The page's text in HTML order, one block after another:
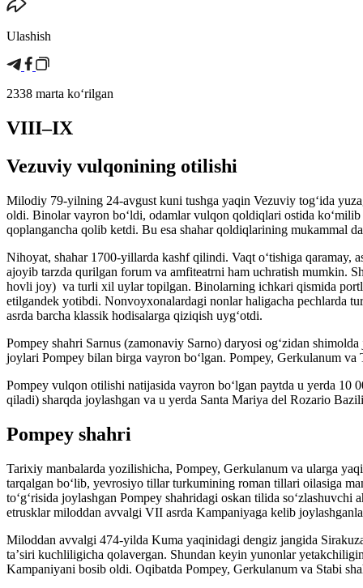
Ulashish
2338 marta koʻrilgan
VIII–IX
Vezuviy vulqonining otilishi
Milodiy 79-yilning 24-avgust kuni tushga yaqin Vezuviy togʻida
oldi. Binolar vayron boʻldi, odamlar vulqon qoldiqlari ostida
qoplangancha qolib ketdi. Bu esa shahar qoldiqlarining mukammal
Nihoyat, shahar 1700-yillarda kashf qilindi. Vaqt oʻtishiga
ajoyib tarzda qurilgan forum va amfiteatrni ham uchratish mumkin.
hovli joy) va turli xil uylar topilgan. Binolarning ichkari qismida
etilgandek yotibdi. Nonvoyxonalardagi nonlar haligacha pechlarda
asrda barcha klassik hodisalarga qiziqish uygʻotdi.
Pompey shahri Sarnus (zamonaviy Sarno) daryosi ogʻzidan
joylari Pompey bilan birga vayron boʻlgan. Pompey, Gerkulanum
Pompey vulqon otilishi natijasida vayron boʻlgan paytda u yerda 10
qiladi) sharqda joylashgan va u yerda Santa Mariya del Rozario
Pompey shahri
Tarixiy manbalarda yozilishicha, Pompey, Gerkulanum va ularga
tarqalgan boʻlib, yevrosiyo tillar turkumining roman tillari oilasiga
toʻgʻrisida joylashgan Pompey shahridagi oskan tilida
etrusklar miloddan avvalgi VII asrda Kampaniyaga kelib
Miloddan avvalgi 474-yilda Kuma yaqinidagi dengiz jangida
taʼsiri kuchliligicha qolavergan. Shundan keyin yunonlar
Kampaniyani bosib oldi. Oqibatda Pompey, Gerkulanum va Stabi